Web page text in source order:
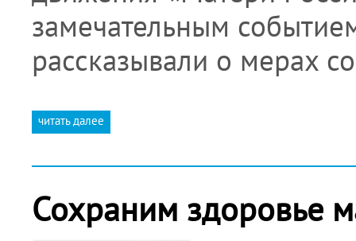
замечательным
рассказывали о мерах
читать далее
Сохраним здоровье